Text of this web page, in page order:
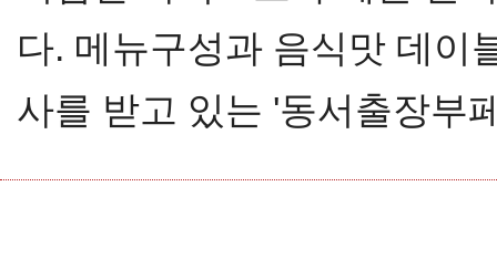
다. 메뉴구성과 음식맛 데이
사를 받고 있는 '동서출장부